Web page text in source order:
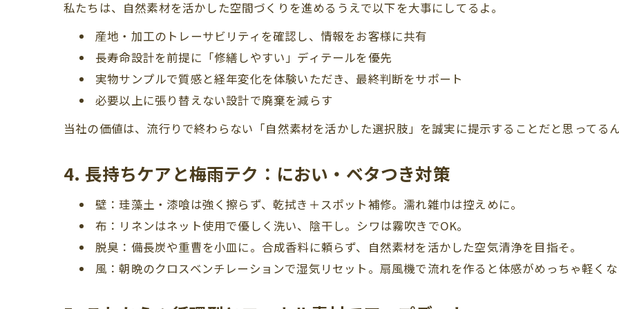
私たちは、自然素材を活かした空間づくりを進めるうえで以下を大事にしてるよ。
産地・加工のトレーサビリティを確認し、情報をお客様に共有
長寿命設計を前提に「修繕しやすい」ディテールを優先
実物サンプルで質感と経年変化を体験いただき、最終判断をサポート
必要以上に張り替えない設計で廃棄を減らす
当社の価値は、流行りで終わらない「自然素材を活かした選択肢」を誠実に提示することだと思ってるん
4. 長持ちケアと梅雨テク：におい・ベタつき対策
壁：珪藻土・漆喰は強く擦らず、乾拭き＋スポット補修。濡れ雑巾は控えめに。
布：リネンはネット使用で優しく洗い、陰干し。シワは霧吹きでOK。
脱臭：備長炭や重曹を小皿に。合成香料に頼らず、自然素材を活かした空気清浄を目指そ。
風：朝晩のクロスベンチレーションで湿気リセット。扇風機で流れを作ると体感がめっちゃ軽くな